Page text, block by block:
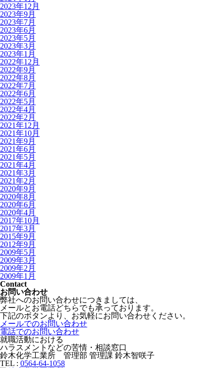
2023年12月
2023年9月
2023年7月
2023年6月
2023年5月
2023年3月
2023年1月
2022年12月
2022年9月
2022年8月
2022年7月
2022年6月
2022年5月
2022年4月
2022年2月
2021年12月
2021年10月
2021年9月
2021年6月
2021年5月
2021年4月
2021年3月
2021年2月
2020年9月
2020年8月
2020年6月
2020年4月
2017年10月
2017年3月
2015年9月
2012年9月
2009年5月
2009年3月
2009年2月
2009年1月
Contact
お問い合わせ
弊社へのお問い合わせにつきましては、
メールとお電話どちらでも承っております。
下記のボタンより、お気軽にお問い合わせください。
メールでのお問い合わせ
電話でのお問い合わせ
就職活動における
ハラスメントなどの苦情・相談窓口
鈴木化学工業所 管理部 管理課 鈴木智咲子
TEL : 0564-64-1058